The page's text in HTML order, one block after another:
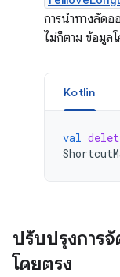
การนำทางลัดอ
ไม่ก็ตาม ข้อมูล
Kotlin
val
ปรับปรุงการ
โดยตรง